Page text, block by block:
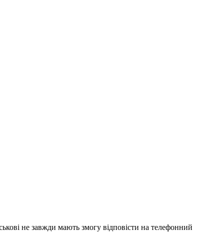
не завжди мають змогу відповісти на телефонний